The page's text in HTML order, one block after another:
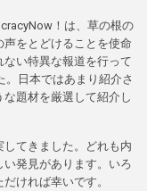
！は、草の根の
をとどけることを使命
い特異な報道を行って
。日本ではあまり紹介さ
題材を厳選して紹介し
てきました。どれも内
発見があります。いろ
ければ幸いです。